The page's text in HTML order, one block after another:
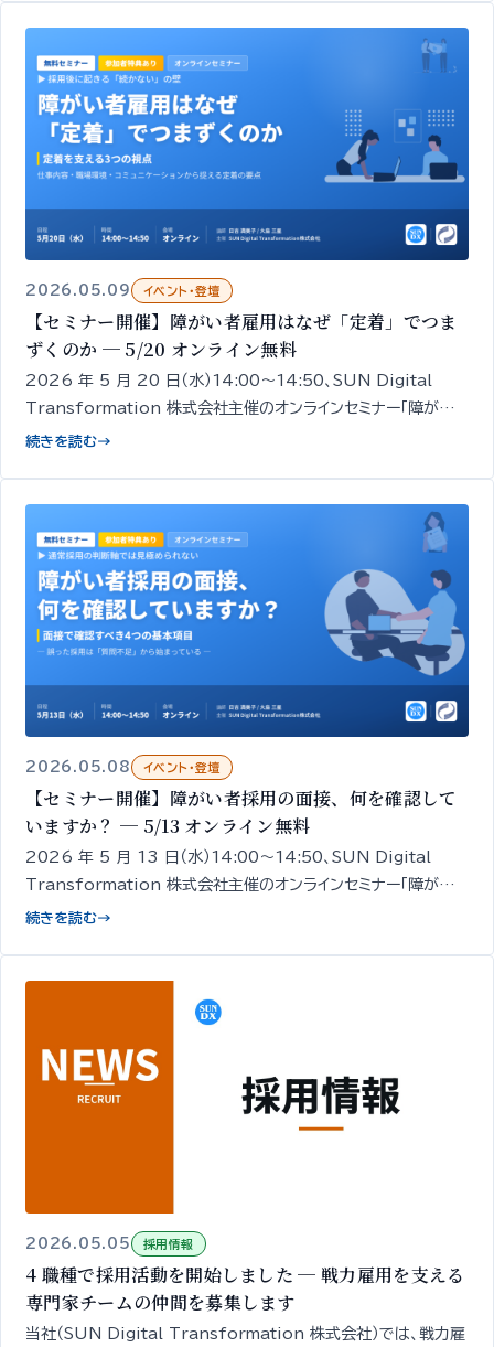
2026.05.09 イベント・登壇
【セミナー開催】障がい者雇用はなぜ「定着」でつま
ずくのか ─ 5/20 オンライン無料
2026 年 5 月 20 日（水）14:00〜14:50、SUN Digital
Transformation 株式会社主催のオンラインセミナー「障がい
者雇用はなぜ『定着』でつまずくのか ─ 定着を支える 3 つの視
続きを読む→
2026.05.08 イベント・登壇
【セミナー開催】障がい者採用の面接、何を確認して
いますか？ ─ 5/13 オンライン無料
2026 年 5 月 13 日（水）14:00〜14:50、SUN Digital
Transformation 株式会社主催のオンラインセミナー「障がい
者採用の面接、何を確認していますか？」を開催します。経営者・人
続きを読む→
2026.05.05 採用情報
4 職種で採用活動を開始しました ─ 戦力雇用を支える
専門家チームの仲間を募集します
当社（SUN Digital Transformation 株式会社）では、戦力雇